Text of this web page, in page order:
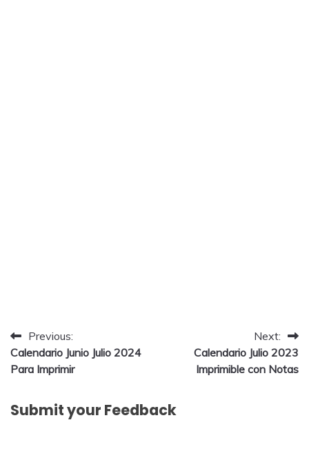
Post
navigation
Previous:
Calendario Junio Julio 2024
Para Imprimir
Next:
Calendario Julio 2023
Imprimible con Notas
Submit your Feedback